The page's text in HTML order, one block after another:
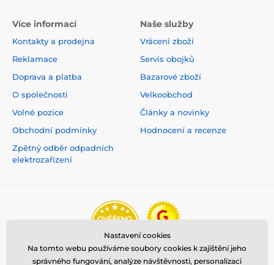
Více informací
Kontakty a prodejna
Reklamace
Doprava a platba
O společnosti
Volné pozice
Obchodní podmínky
Zpětný odběr odpadních
elektrozařízení
Naše služby
Vrácení zboží
Servis obojků
Bazarové zboží
Velkoobchod
Články a novinky
Hodnocení a recenze
Nastavení cookies
Na tomto webu používáme soubory cookies k zajištění jeho
správného fungování, analýze návštěvnosti, personalizaci